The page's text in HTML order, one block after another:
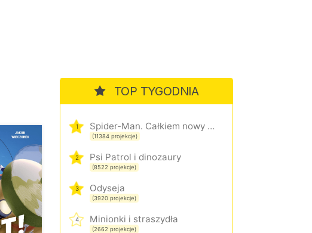
TOP TYGODNIA
1 Spider-Man. Całkiem nowy dzień
(11384 projekcje)
2 Psi Patrol i dinozaury
(8522 projekcje)
3 Odyseja
(3920 projekcje)
4 Minionki i straszydła
(2662 projekcje)